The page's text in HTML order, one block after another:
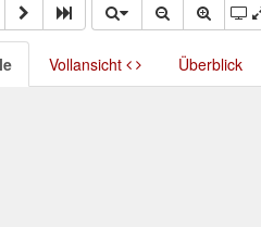
Vollansicht Überblick